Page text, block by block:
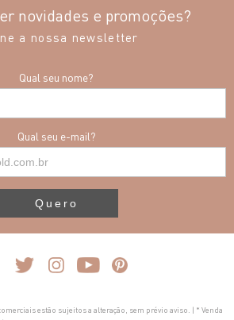
novidades e promoções?
a nossa newsletter
Qual seu nome?
Qual seu e-mail?
Quero
estão sujeitos a alteração, sem prévio aviso. | * Venda